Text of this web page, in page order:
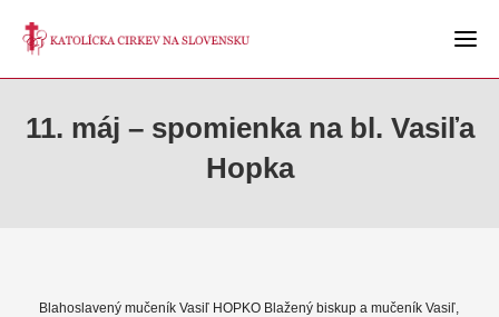
11. máj – spomienka na bl. Vasiľa
Hopka
Blahoslavený mučeník Vasiľ HOPKO Blažený biskup a mučeník Vasiľ,